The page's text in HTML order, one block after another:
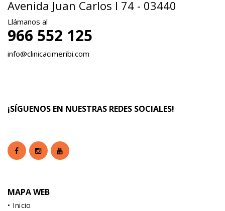
Avenida Juan Carlos I 74 - 03440
Llámanos al
966 552 125
info@clinicacimeribi.com
¡SÍGUENOS EN NUESTRAS REDES SOCIALES!
MAPA WEB
Inicio